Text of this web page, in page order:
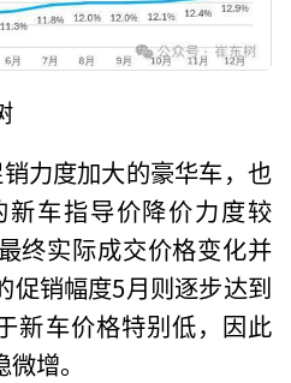
力度加大的豪华车，也
新车指导价降价力度较
终实际成交价格变化并
促销幅度5月则逐步达到
新车价格特别低，因此
增。